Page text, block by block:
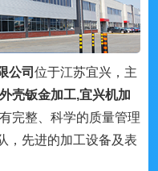
公司 位于江苏宜兴，主
壳钣金加工,宜兴机加
完整、科学的质量管理
，先进的加工设备及表